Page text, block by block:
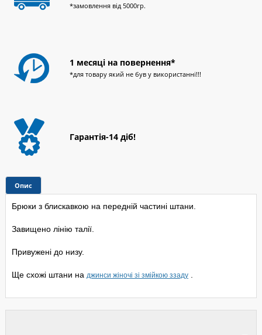
*замовлення від 5000гр.
1 месяці на повернення*
*для товару який не був у використанні!!!
Гарантія-14 діб!
Опис
Брюки з блискавкою на передній частині штани.
Завищено лінію талії.
Привужені до низу.
Ще схожі штани на джинси жіночі зі змійкою ззаду.